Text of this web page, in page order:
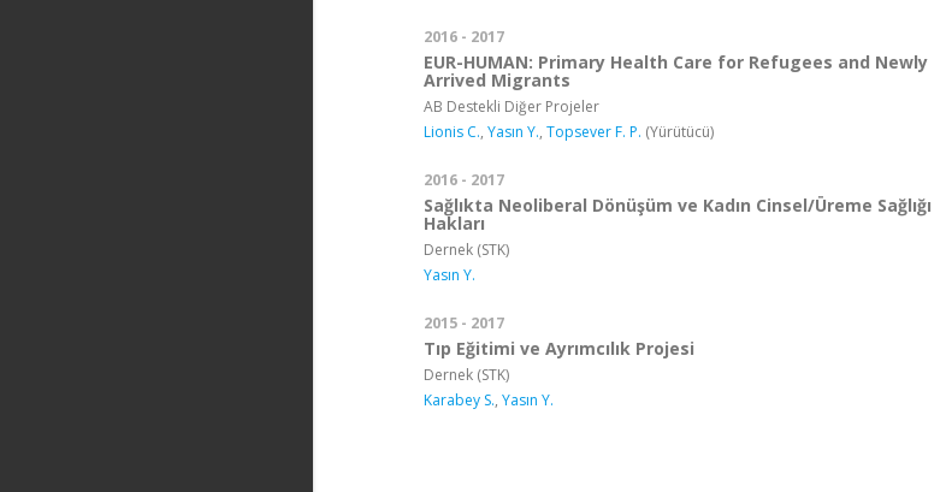
2016 - 2017
EUR-HUMAN: Primary Health Care for Refugees and Newly
Arrived Migrants
AB Destekli Diğer Projeler
Lionis C., Yasın Y., Topsever F. P. (Yürütücü)
2016 - 2017
Sağlıkta Neoliberal Dönüşüm ve Kadın Cinsel/Üreme Sağlığı
Hakları
Dernek (STK)
Yasın Y.
2015 - 2017
Tıp Eğitimi ve Ayrımcılık Projesi
Dernek (STK)
Karabey S., Yasın Y.